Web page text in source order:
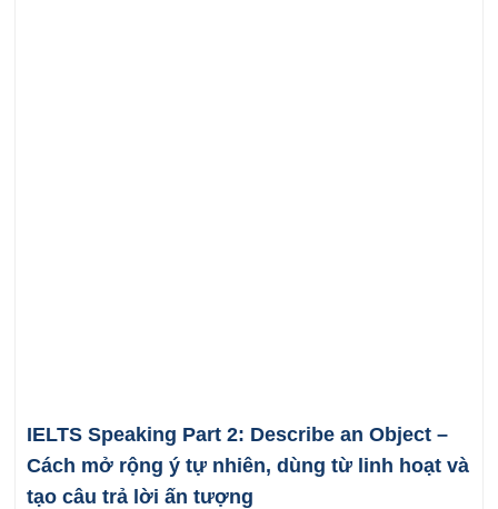
IELTS Speaking Part 2: Describe an Object –
Cách mở rộng ý tự nhiên, dùng từ linh hoạt và
tạo câu trả lời ấn tượng